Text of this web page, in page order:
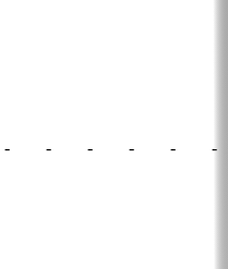
- - - - - -